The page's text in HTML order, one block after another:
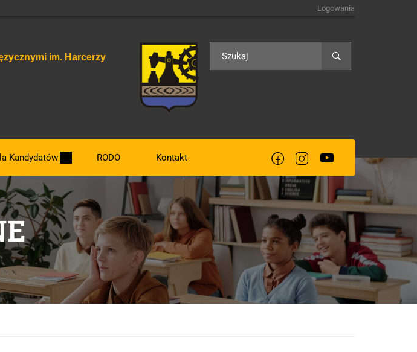
Logowania
im. Harcerzy
Kandydatów
otwarty.
klasy 2026/2027
terminy związane z rekrutacją
rekrutacji
kompetencji językowych
sprawnościowy do klasy usportowionej
podręczników do klas pierwszych
RODO Kontakt